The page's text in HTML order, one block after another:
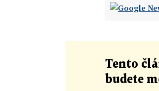
Tento
budete